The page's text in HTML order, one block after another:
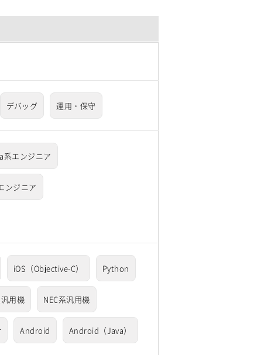
デバッグ 運用・保守
系エンジニア
ンジニア
iOS（Objective-C） Python
用機 NEC系汎用機
Android Android（Java）